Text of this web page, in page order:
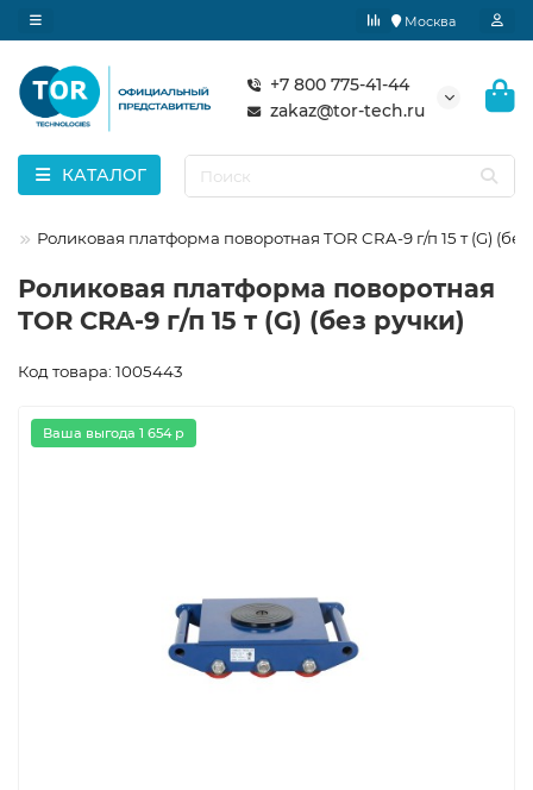
Москва
+7 800 775-41-44
zakaz@tor-tech.ru
КАТАЛОГ
Роликовая платформа поворотная TOR CRA-9 г/п 15 т (G)
Роликовая платформа поворотная
TOR CRA-9 г/п 15 т (G) (без ручки)
Код товара: 1005443
Ваша выгода 1 654 р